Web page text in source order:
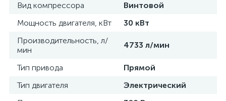
Вид компрессора
Винтовой
Мощность двигателя, кВт
30 кВт
Производительность, л/
мин
4733 л/мин
Тип привода
Прямой
Тип двигателя
Электрический